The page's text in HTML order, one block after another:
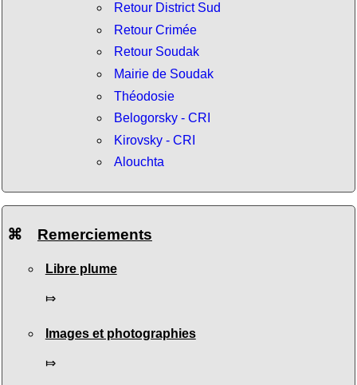
Retour District Sud
Retour Crimée
Retour Soudak
Mairie de Soudak
Théodosie
Belogorsky - CRI
Kirovsky - CRI
Alouchta
⌘ Remerciements
Libre plume
⤇
Images et photographies
⤇